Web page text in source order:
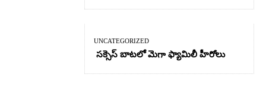
UNCATEGORIZED
సక్సెస్ బాటలో మెగా ఫ్యామిలీ హీరోలు